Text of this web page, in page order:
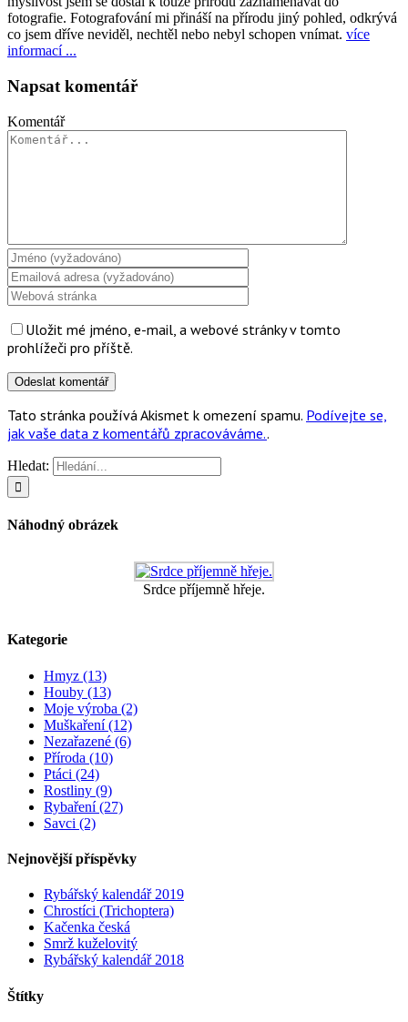
fotografie. Fotografování mi přináší na přírodu jiný pohled, odkrývá
co jsem dříve neviděl, nechtěl nebo nebyl schopen vnímat. více
informací ...
Napsat komentář
Komentář
Uložit mé jméno, e-mail, a webové stránky v tomto
prohlížeči pro příště.
Tato stránka používá Akismet k omezení spamu. Podívejte se,
jak vaše data z komentářů zpracováváme..
Hledat:
Náhodný obrázek
Srdce příjemně hřeje.
Kategorie
Hmyz (13)
Houby (13)
Moje výroba (2)
Muškaření (12)
Nezařazené (6)
Příroda (10)
Ptáci (24)
Rostliny (9)
Rybaření (27)
Savci (2)
Nejnovější příspěvky
Rybářský kalendář 2019
Chrostíci (Trichoptera)
Kačenka česká
Smrž kuželovitý
Rybářský kalendář 2018
Štítky